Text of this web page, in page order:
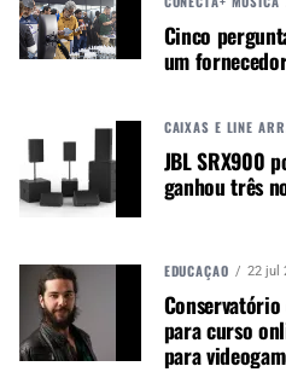
“Com várias décadas de
personalização e
agora aperfeiçoou o
Rob Smith, diretor sênior
da Shure. “Com o valor
os produtos de
nosso portfólio, a Shure
finais em todo o mundo.”
Saiba mais emshure.com/
Cinco
um
CAIXAS E LINE
JBL SRX900
ganhou três
EDUCAÇÃO 22 jul
para curso
para